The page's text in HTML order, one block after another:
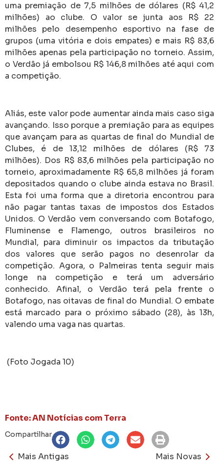
uma premiação de 7,5 milhões de dólares (R$ 41,2
milhões) ao clube. O valor se junta aos R$ 22
milhões pelo desempenho esportivo na fase de
grupos (uma vitória e dois empates) e mais R$ 83,6
milhões apenas pela participação no torneio. Assim,
o Verdão já embolsou R$ 146,8 milhões até aqui com
a competição.
Aliás, este valor pode aumentar ainda mais caso siga
avançando. Isso porque a premiação para as equipes
que avançam para as quartas de final do Mundial de
Clubes, é de 13,12 milhões de dólares (R$ 73
milhões). Dos R$ 83,6 milhões pela participação no
torneio, aproximadamente R$ 65,8 milhões já foram
depositados quando o clube ainda estava no Brasil.
Esta foi uma forma que a diretoria encontrou para
não pagar tantas taxas de impostos dos Estados
Unidos. O Verdão vem conversando com Botafogo,
Fluminense e Flamengo, outros brasileiros no
Mundial, para diminuir os impactos da tributação
dos valores que serão pagos no desenrolar da
competição. Agora, o Palmeiras tenta seguir mais
longe na competição e terá um adversário
conhecido. Afinal, o Verdão terá pela frente o
Botafogo, nas oitavas de final do Mundial. O embate
está marcado para o próximo sábado (28), às 13h,
valendo uma vaga nas quartas.
(Foto Jogada 10)
Fonte: AN Notícias com Terra
Compartilhar
Mais Antigas Mais Novas